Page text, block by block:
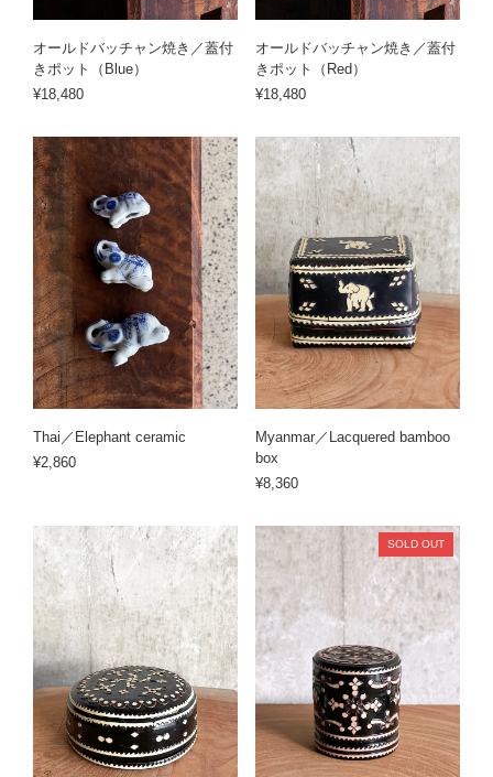
オールドバッチャン焼き／蓋付
きポット（Blue）
¥18,480
オールドバッチャン焼き／蓋付
きポット（Red）
¥18,480
Thai／Elephant ceramic
¥2,860
Myanmar／Lacquered bamboo
box
¥8,360
SOLD OUT